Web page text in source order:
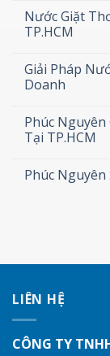
Nước Giặt
TP.HCM
Giải Pháp
Doanh
Phúc Nguyên
Tại TP.HCM
Phúc Nguyên
LIÊN HỆ
CÔNG TY